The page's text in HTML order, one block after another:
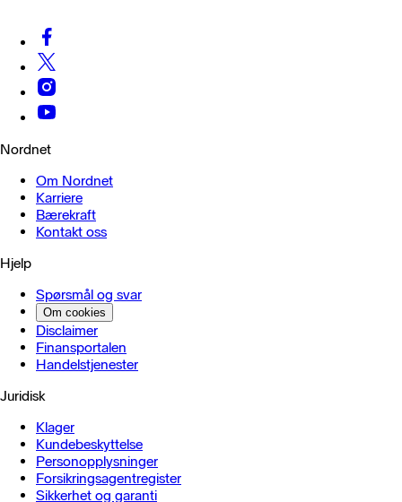
Nordnet
Om Nordnet
Karriere
Bærekraft
Kontakt oss
Hjelp
Spørsmål og svar
Om cookies
Disclaimer
Finansportalen
Handels­tjenester
Juridisk
Klager
Kundebeskyttelse
Personopplysninger
Forsikringsagentregister
Sikkerhet og garanti